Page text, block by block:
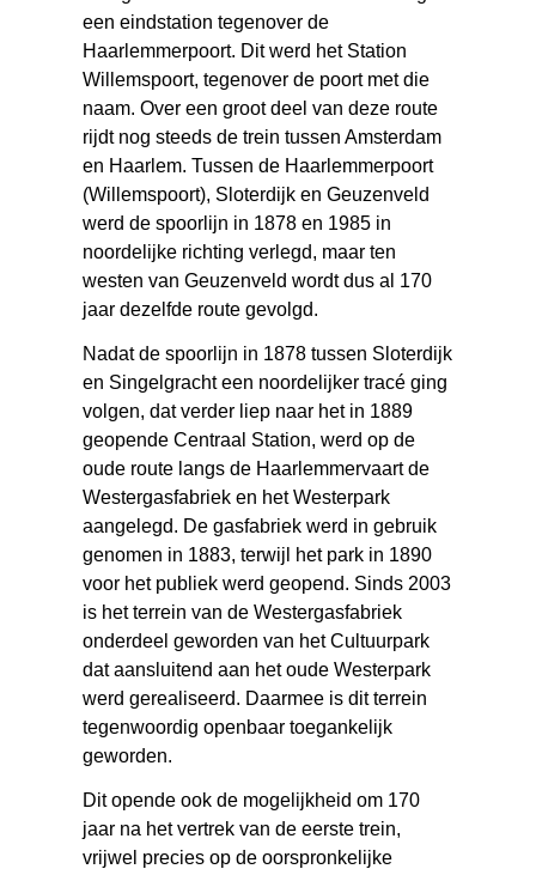
een eindstation tegenover de
Haarlemmerpoort. Dit werd het Station
Willemspoort, tegenover de poort met die
naam. Over een groot deel van deze route
rijdt nog steeds de trein tussen Amsterdam
en Haarlem. Tussen de Haarlemmerpoort
(Willemspoort), Sloterdijk en Geuzenveld
werd de spoorlijn in 1878 en 1985 in
noordelijke richting verlegd, maar ten
westen van Geuzenveld wordt dus al 170
jaar dezelfde route gevolgd.
Nadat de spoorlijn in 1878 tussen Sloterdijk
en Singelgracht een noordelijker tracé ging
volgen, dat verder liep naar het in 1889
geopende Centraal Station, werd op de
oude route langs de Haarlemmervaart de
Westergasfabriek en het Westerpark
aangelegd. De gasfabriek werd in gebruik
genomen in 1883, terwijl het park in 1890
voor het publiek werd geopend. Sinds 2003
is het terrein van de Westergasfabriek
onderdeel geworden van het Cultuurpark
dat aansluitend aan het oude Westerpark
werd gerealiseerd. Daarmee is dit terrein
tegenwoordig openbaar toegankelijk
geworden.
Dit opende ook de mogelijkheid om 170
jaar na het vertrek van de eerste trein,
vrijwel precies op de oorspronkelijke